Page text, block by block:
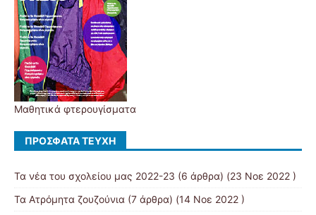
Μαθητικά φτερουγίσματα
ΠΡΌΣΦΑΤΑ ΤΕΎΧΗ
Τα νέα του σχολείου μας 2022-23 (6 άρθρα) (23 Νοε 2022 )
Τα Ατρόμητα ζουζούνια (7 άρθρα) (14 Νοε 2022 )